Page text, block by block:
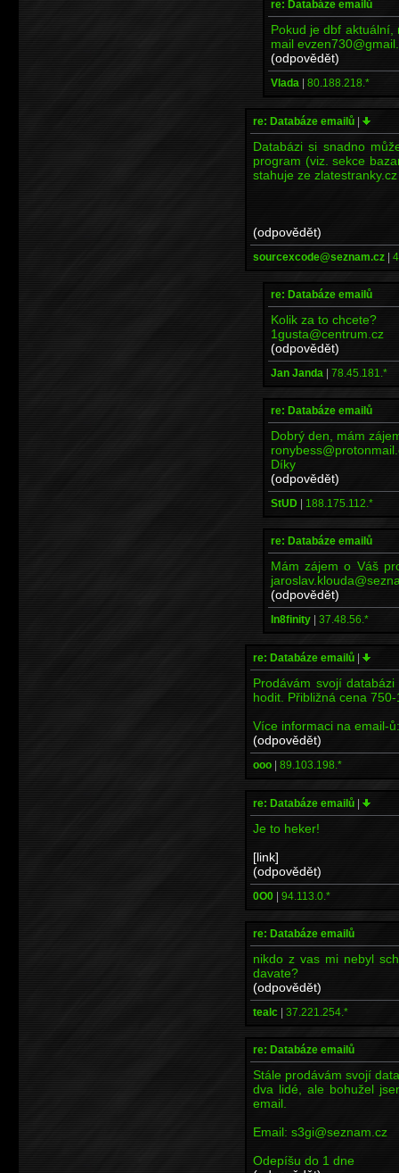
re: Databáze emailů
Pokud je dbf
mail
(odpovědět)
Vlada | 80.188.218.*
re: Databáze emailů |
Databázi si snadno
program (viz. sekce
stahuje ze zlatestranky.cz
(odpovědět)
sourcexcode@seznam.cz |
re: Databáze emailů
Kolik za to chcete?
1gusta@centrum.cz
(odpovědět)
Jan Janda | 78.45.181.*
re: Databáze emailů
Dobrý den, mám
Díky
(odpovědět)
StUD | 188.175.112.*
re: Databáze emailů
Mám zájem o Váš
(odpovědět)
In8finity | 37.48.56.*
re: Databáze emailů |
Prodávám svojí
hodit. Přibližná cena
Více informaci na email-
(odpovědět)
ooo | 89.103.198.*
re: Databáze emailů |
Je to heker!
[link]
(odpovědět)
0O0 | 94.113.0.*
re: Databáze emailů
nikdo z vas mi nebyl
davate?
(odpovědět)
tealc | 37.221.254.*
re: Databáze emailů
Stále prodávám svojí
dva lidé, ale bohužel
email.
Email: s3gi@seznam.cz
Odepíšu do 1 dne